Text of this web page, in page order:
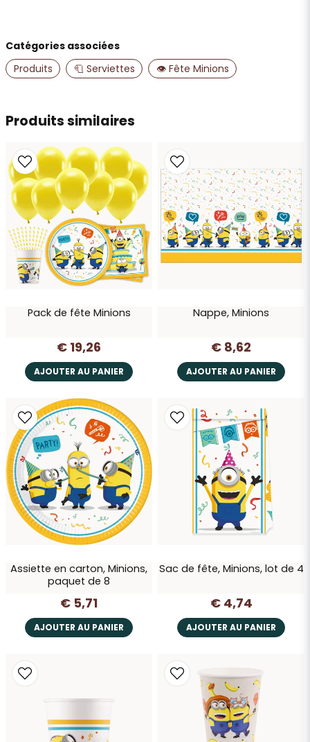
name
Nom
email
Adresse e-mail
Oui, vous pouvez publier ma question
Envoyer la question
Produits similaires
Pack de fête Minions
€ 19,26
AJOUTER AU PANIER
Nappe, Minions
€ 8,62
AJOUTER AU PANIER
Assiette en carton, Minions,
paquet de 8
€ 5,71
AJOUTER AU PANIER
Sac de fête, Minions, lot de 4
€ 4,74
AJOUTER AU PANIER
Catégories associées
Produits
🧻 Serviettes 👁️ Fête Minions